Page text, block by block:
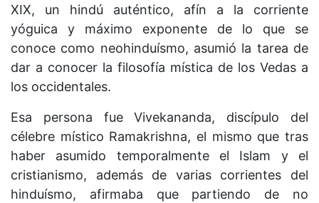
XIX, un hindú auténtico, afín a la corriente
yóguica y máximo exponente de lo que se
conoce como neohinduísmo, asumió la tarea de
dar a conocer la filosofía mística de los Vedas a
los occidentales.
Esa persona fue Vivekananda, discípulo del
célebre místico Ramakrishna, el mismo que tras
haber asumido temporalmente el Islam y el
cristianismo, además de varias corrientes del
hinduísmo, afirmaba que partiendo de no